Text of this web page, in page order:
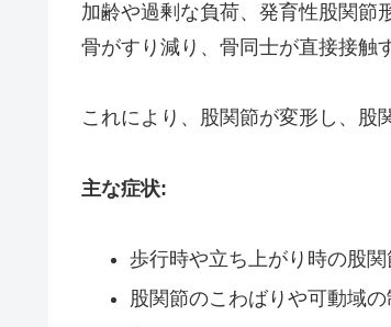
加齢や過剰な負荷、発育性股関節
骨がすり減り、骨同士が直接接触
これにより、股関節が変形し、股
主な症状:
歩行時や立ち上がり時の股
股関節のこわばりや可動域の